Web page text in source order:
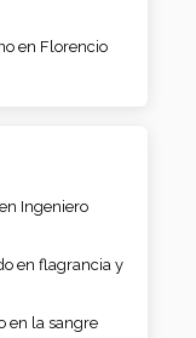
en Florencio
Ingeniero
en flagrancia y
en la sangre